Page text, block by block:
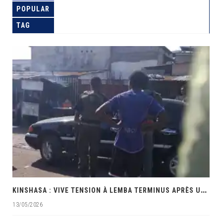
POPULAR
TAG
K
INSHASA : VIVE TENSION À LEMBA TERMINUS APRÈS UNE INTERVENTION MUSCLÉE DES PRÉSUMÉS POLICIERS
13/05/2026